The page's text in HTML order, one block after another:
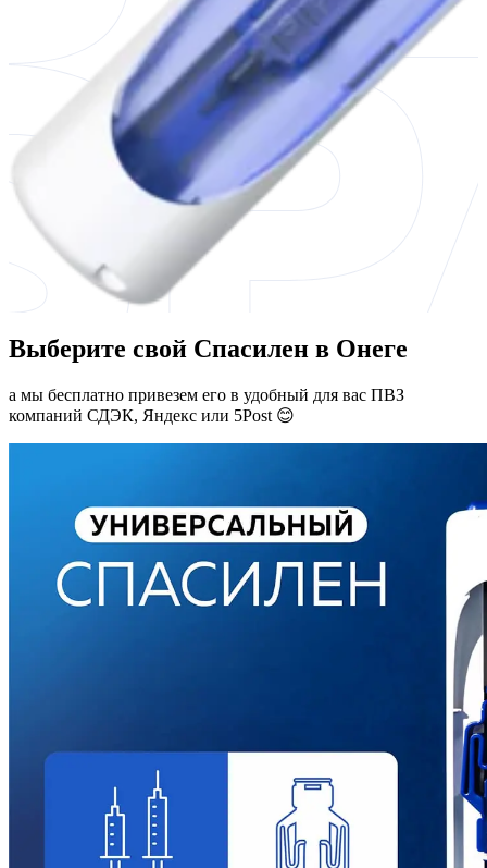
Выберите свой Спасилен в Онеге
а мы бесплатно привезем его в удобный для вас ПВЗ
компаний СДЭК, Яндекс или 5Post 😊